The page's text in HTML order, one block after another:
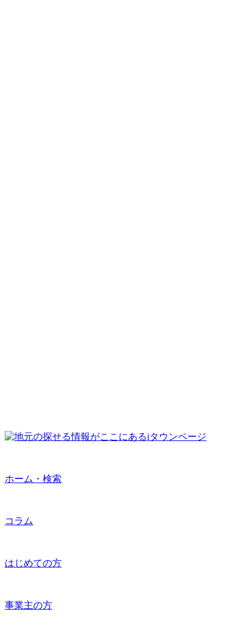
ホーム・検索
コラム
はじめての方
事業主の方